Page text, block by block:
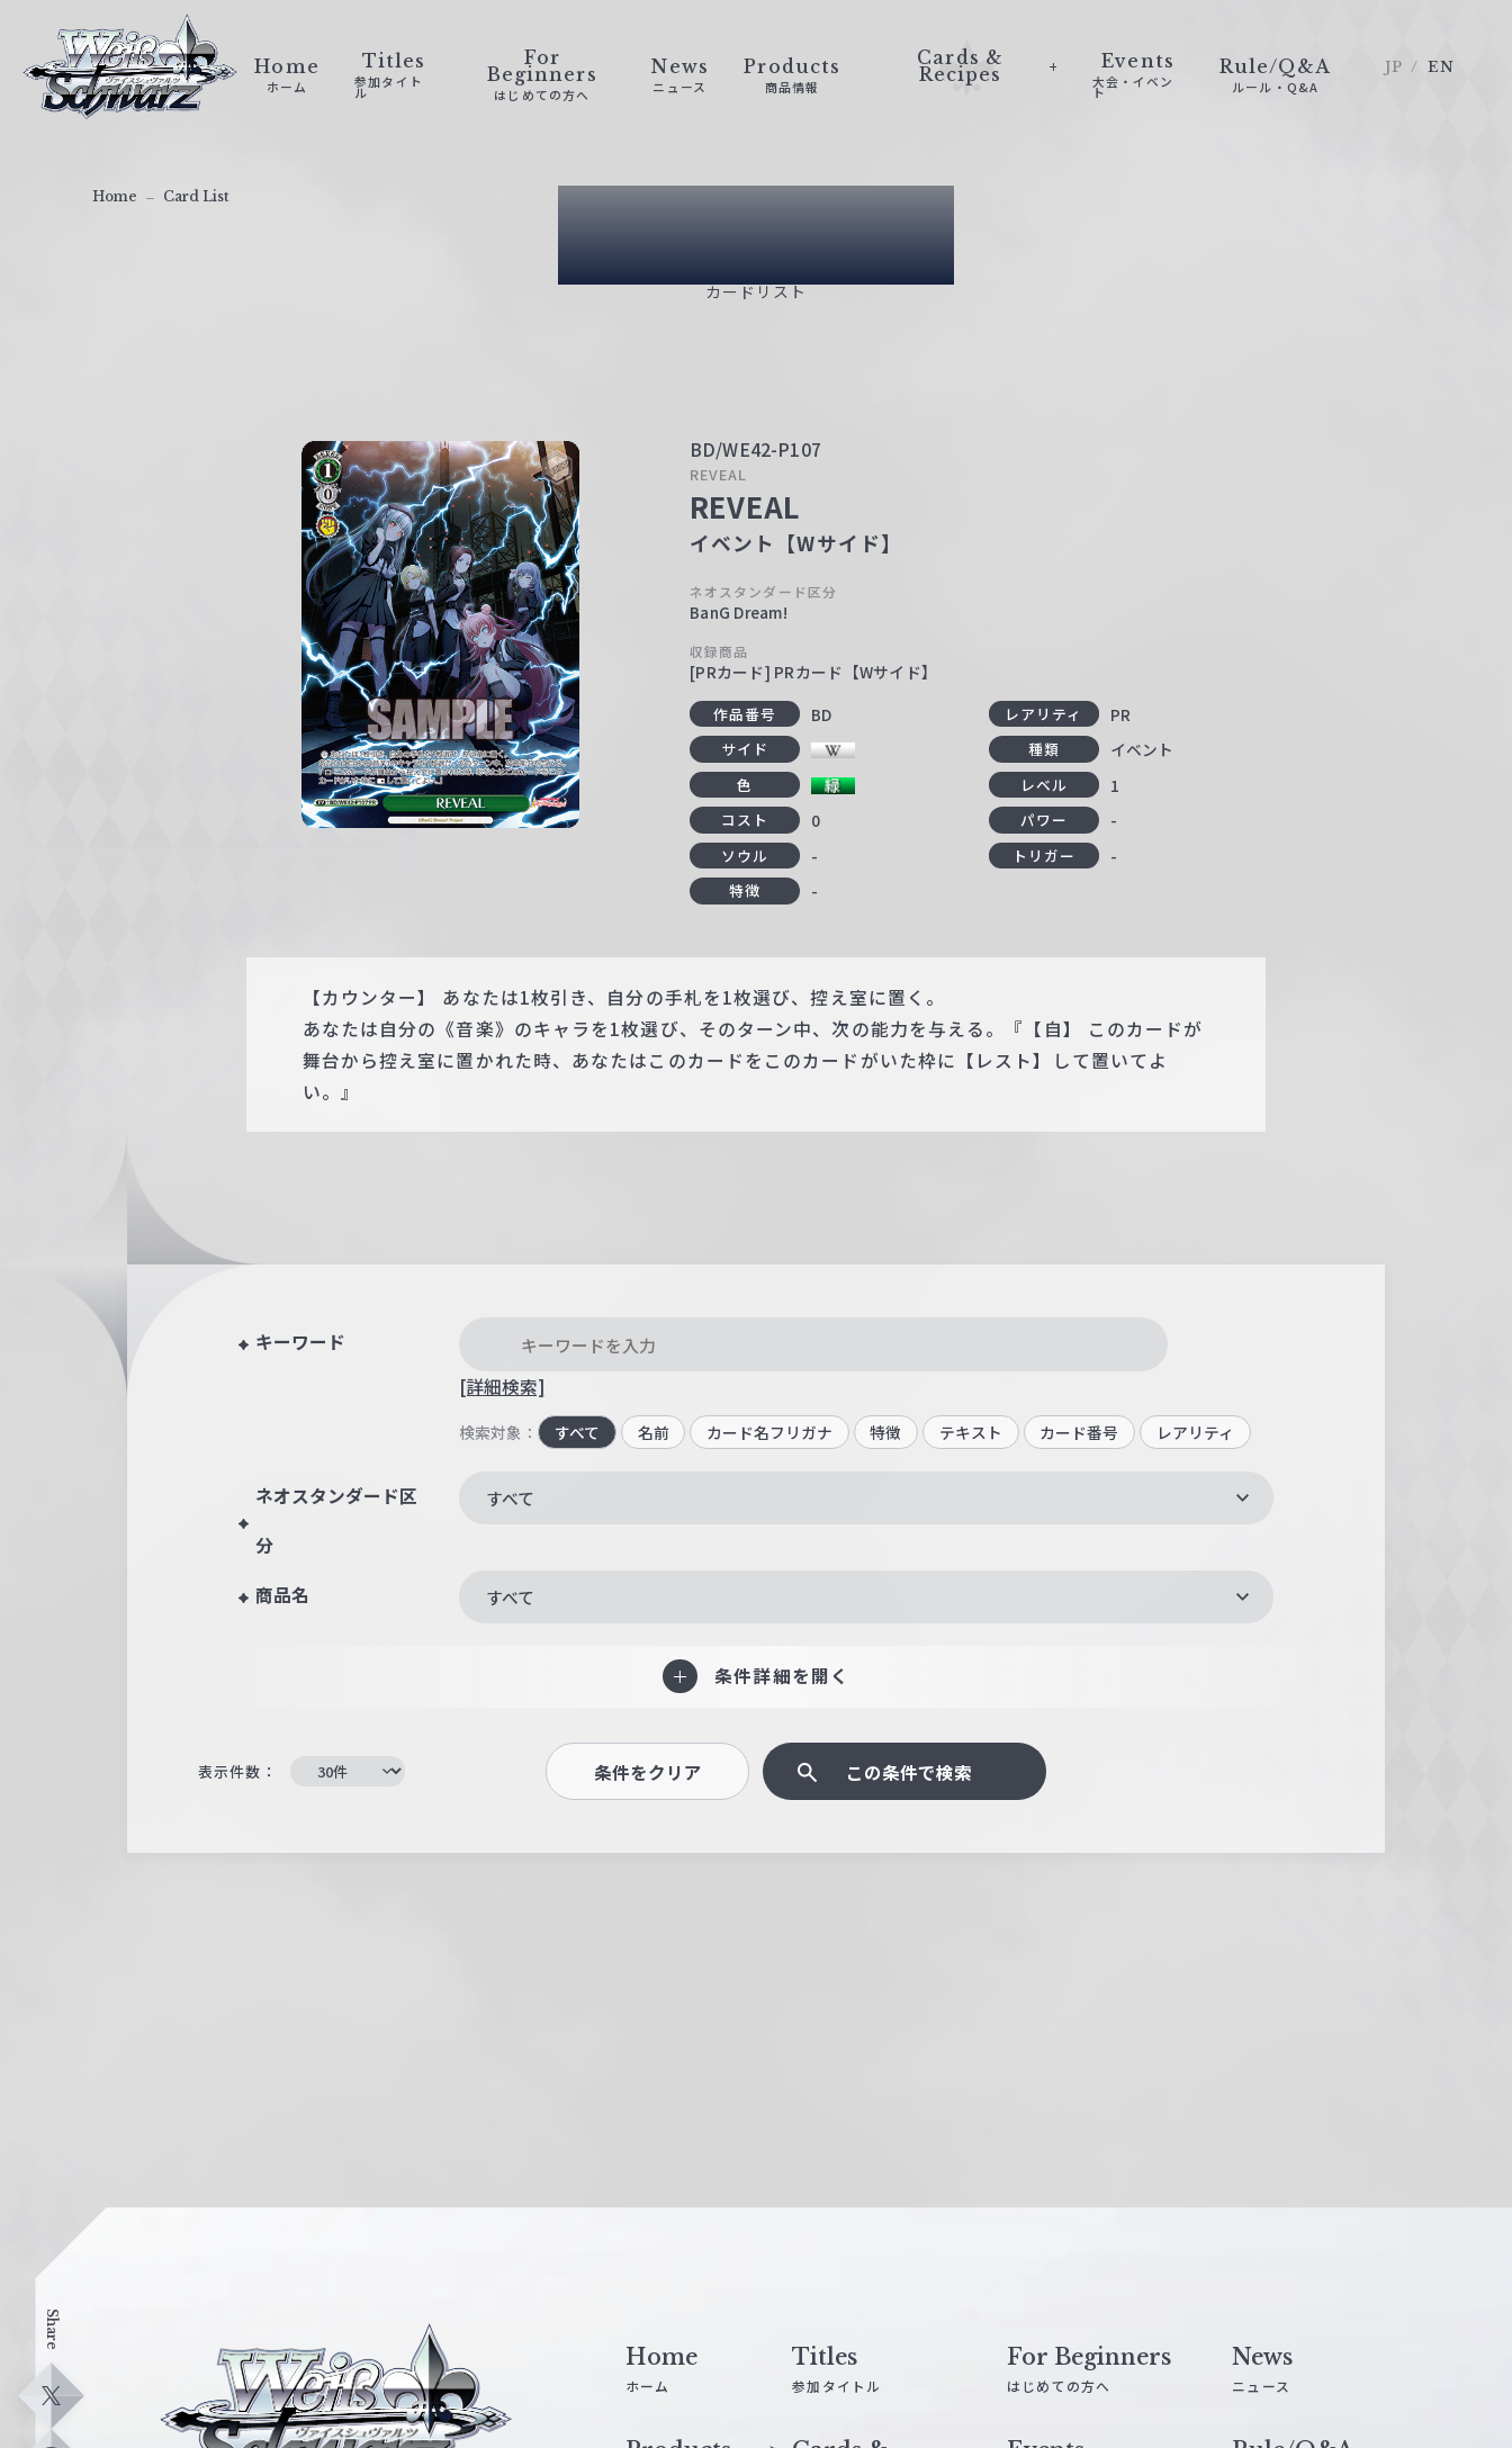
ァ
Home
ホーム
Titles
参加タイト
ル
For
Beginners
はじめての方へ
News
ニュース
Products
商品情報
Cards &
Recipes
Events
大会・イベン
ト
Rule/Q&A
ルール・Q&A
JP EN
Card List
カードリスト
Home Card List
BD/WE42-P107
REVEAL
REVEAL
イベント【Wサイド】
ネオスタンダード区分
BanG Dream!
収録商品
[PRカード] PRカード【Wサイド】
作品番号 BD レアリティ PR
サイド 種類 イベント
色 レベル 1
コスト 0 パワー -
ソウル - トリガー -
特徴 -
【カウンター】 あなたは1枚引き、自分の手札を1枚選び、控え室に置く。
あなたは自分の《音楽》のキャラを1枚選び、そのターン中、次の能力を与える。『【自】 このカードが
舞台から控え室に置かれた時、あなたはこのカードをこのカードがいた枠に【レスト】して置いてよ
い。』
キーワード
[詳細検索]
検索対象： すべて 名前 カード名フリガナ 特徴 テキスト カード番号 レアリティ
ネオスタンダード区
分
すべて
商品名 すべて
条件詳細を開く
表示件数： 条件をクリア この条件で検索
Share
X
ス
Home
ホーム
Titles
参加タイトル
For Beginners
はじめての方へ
News
ニュース